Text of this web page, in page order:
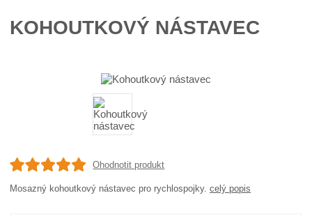
KOHOUTKOVÝ NÁSTAVEC
Ohodnotit produkt
Mosazný kohoutkový nástavec pro rychlospojky.celý popis